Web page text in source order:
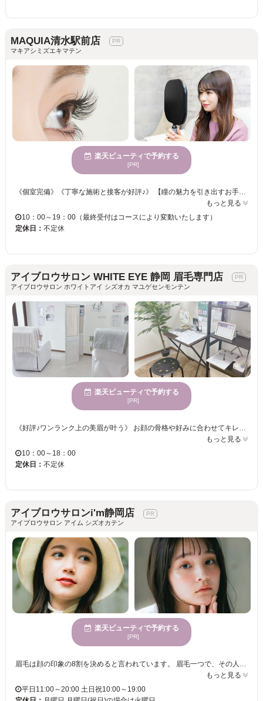
MAQUIA清水駅前店
マキアシミズエキマテン
楽天ビューティで予約する
[PR]
《個室完備》《丁寧な施術と接客が好評♪》 【瞳の魅力を引き出すお手伝い☆アイリストのセンスが詰まった理想的なアイデザインに仕上げます♪】 お好みの本数をお選びください☆彡華やかなフサフサまつげでパッチリ目元が叶います♪♪ オフィスでも馴染むナチュラルな仕上がりで、オトナ女子を演出◎ 忙しい日々を忘れてゆったり” MAQUIA”でまったりまつエク体験をしませんか？
もっと見る
10：00～19：00（最終受付はコースにより変動いたします）
定休日： 不定休
アイブロウサロン WHITE EYE 静岡 眉毛専門店
アイブロウサロン ホワイトアイ シズオカ マユゲセンモンテン
楽天ビューティで予約する
[PR]
《好評♪ワンランク上の美眉が叶う》 お顔の骨格や好みに合わせてキレイに整えます。お顔全体もスッキリと清潔感のある印象に♪ お悩みをじっくりとカウンセリング。オーダーメイドな目元が手に入る◎ ご自分でケアしている方も！全くしたことがない方も！アイブロウリストにお任せください♪ ワンランク上の目元を叶えるなら＜アイブロウサロン WHITE EYE＞へ・・・♪
もっと見る
10：00～18：00
定休日： 不定休
アイブロウサロンi'm静岡店
アイブロウサロン アイム シズオカテン
楽天ビューティで予約する
[PR]
眉毛は顔の印象の8割を決めると言われています。 眉毛一つで、その人の雰囲気は、凛々しくもなり、優しくもなり、可愛くもなり、頼れる男らしくもなります。 私たちi’m （アイム） は、そんな重要なパーツである眉毛を、お客様の輪郭や自眉毛の特徴を活かして、似合う眉毛デザインをご提案いたします。 また、普段のメイクや、ファッション、なりたい雰囲気もお聞かせいただきながら、ご納得のいくデザインを、確かなアイブロウスキルで叶えさせて頂きます。 アイブロウデザインのエキスパートたちへ、是非一度ご相談下さい。 i’m（アイム）スタッフ一同、皆様のご来店を心からお待ちしております。
もっと見る
平日11:00～20:00 土日祝10:00～19:00